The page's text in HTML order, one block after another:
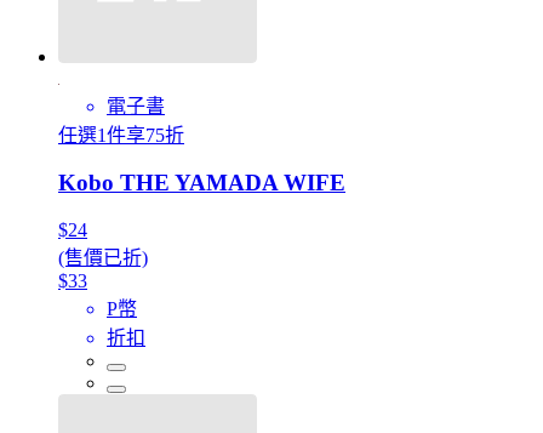
電子書
任選1件享75折
Kobo THE YAMADA WIFE
$24
(售價已折)
$33
P幣
折扣